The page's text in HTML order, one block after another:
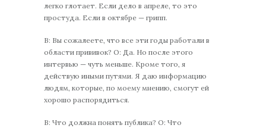
легко глотает. Если дело в апреле, то это
простуда. Если в октябре — грипп.
В: Вы сожалеете, что все эти годы работали в
области прививок? О: Да. Но после этого
интервью — чуть меньше. Кроме того, я
действую иными путями. Я даю информацию
людям, которые, по моему мнению, смогут ей
хорошо распорядиться.
В: Что должна понять публика? О: Что